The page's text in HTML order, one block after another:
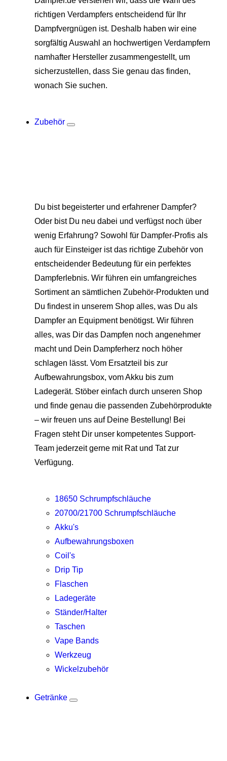
richtigen Verdampfers entscheidend für Ihr
Dampfvergnügen ist. Deshalb haben wir eine
sorgfältig Auswahl an hochwertigen Verdampfern
namhafter Hersteller zusammengestellt, um
sicherzustellen, dass Sie genau das finden,
wonach Sie suchen.
Zubehör
Du bist begeisterter und erfahrener Dampfer?
Oder bist Du neu dabei und verfügst noch über
wenig Erfahrung? Sowohl für Dampfer-Profis als
auch für Einsteiger ist das richtige Zubehör von
entscheidender Bedeutung für ein perfektes
Dampferlebnis. Wir führen ein umfangreiches
Sortiment an sämtlichen Zubehör-Produkten und
Du findest in unserem Shop alles, was Du als
Dampfer an Equipment benötigst. Wir führen
alles, was Dir das Dampfen noch angenehmer
macht und Dein Dampferherz noch höher
schlagen lässt. Vom Ersatzteil bis zur
Aufbewahrungsbox, vom Akku bis zum
Ladegerät. Stöber einfach durch unseren Shop
und finde genau die passenden Zubehörprodukte
– wir freuen uns auf Deine Bestellung! Bei
Fragen steht Dir unser kompetentes Support-
Team jederzeit gerne mit Rat und Tat zur
Verfügung.
18650 Schrumpfschläuche
20700/21700 Schrumpfschläuche
Akku's
Aufbewahrungsboxen
Coil's
Drip Tip
Flaschen
Ladegeräte
Ständer/Halter
Taschen
Vape Bands
Werkzeug
Wickelzubehör
Getränke